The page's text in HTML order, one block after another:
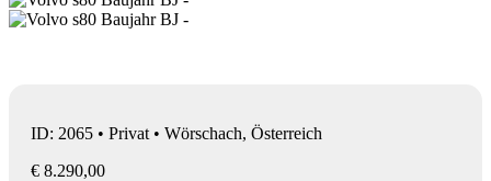
ID: 2065 • Privat • Wörschach, Österreich
€ 8.290,00